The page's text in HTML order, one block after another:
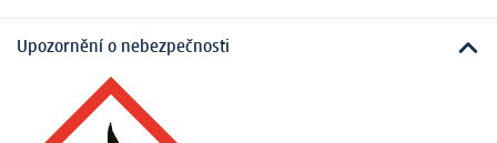
Upozornění o nebezpečnosti